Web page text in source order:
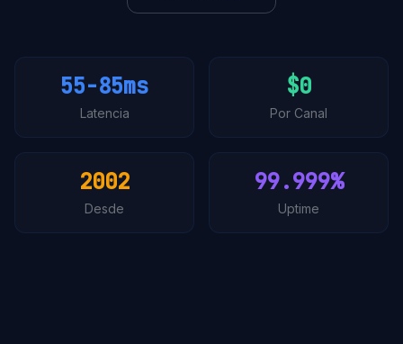
55-85ms
Latencia
$0
Por Canal
2002
Desde
99.999%
Uptime